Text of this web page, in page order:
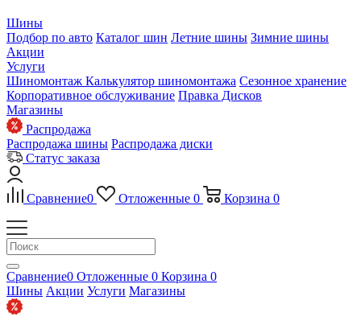
Шины
Подбор по авто Каталог шин Летние шины Зимние шины
Акции
Услуги
Шиномонтаж Калькулятор шиномонтажа Сезонное хранение
Корпоративное обслуживание Правка Дисков
Магазины
Распродажа
Распродажа шины Распродажа диски
Статус заказа
Сравнение0 Отложенные 0 Корзина 0
Сравнение0 Отложенные 0 Корзина 0
Шины Акции Услуги Магазины